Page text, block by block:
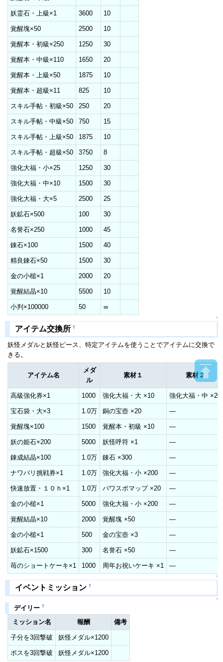
妖霊石・上級×1 3600 10
覚醒塊×50 2500 10
覚醒本・初級×250 1250 30
覚醒本・中級×110 1650 20
覚醒本・上級×50 1875 10
覚醒本・超級×11 825 10
スキル手帖・初級×50 250 20
スキル手帖・中級×50 750 15
スキル手帖・上級×50 1875 10
スキル手帖・超級×50 3750 8
強化大福・小×25 1250 30
強化大福・中×10 1500 30
強化大福・大×5 2500 25
妖鉱石×500 100 30
名誉石×250 1000 45
錬石×100 1500 40
精良錬石×50 1500 30
金の小槌×1 2000 20
覚醒結晶×10 5500 10
小判×100000 50 ∞
↑
アイテム交換所 †
妖怪メダルと妖怪ピース、特定アイテムを使うことでアイテムに交換で
きる。
アイテム名
メダ
ル
素材１ 素材２
高級強化券×1 1000 強化大福・大 ×10 強化大福・中 ×20
宝石袋・大×3 1.0万 銅の宝壺 ×20 ―
覚醒塊×100 1500 覚醒本・初級 ×10 ―
妖の姫石×200 5000 妖怪呼符 ×1 ―
錬成結晶×100 1.0万 錬石 ×300 ―
ナワバリ挑戦券×1 1.0万 強化大福・小 ×200 ―
快速放置・１０ｈ×1 1.0万 パワスポマップ ×20 ―
金の小槌×1 5000 強化大福・小 ×200 ―
覚醒結晶×10 2000 覚醒塊 ×50 ―
金の小槌×1 500 金の宝壺 ×3 ―
妖鉱石×1500 300 名誉石 ×50 ―
苺のショートケーキ×1 1000 周年お祝いケーキ ×1 ―
↑
イベントミッション †
↑
デイリー †
ミッション名 報酬 備考
子分を3回撃破 妖怪メダル×1200
ボスを3回撃破 妖怪メダル×1200